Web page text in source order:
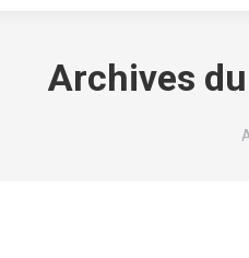
Archives